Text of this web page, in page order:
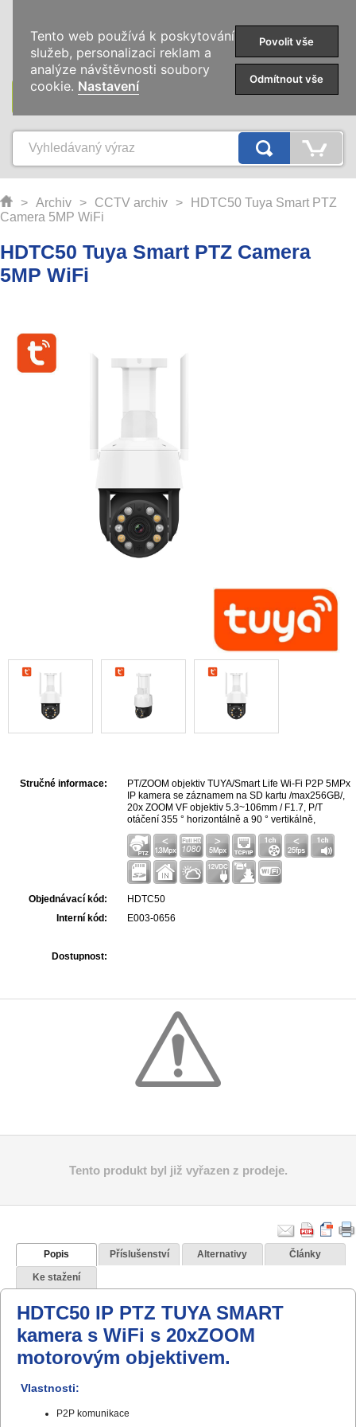
KATEGORIE
> Archiv > CCTV archiv >
HDTC50 Tuya Smart PTZ
Camera 5MP WiFi
HDTC50 Tuya Smart PTZ Camera
5MP WiFi
Stručné informace:
PT/ZOOM objektiv TUYA/Smart Life Wi-Fi P2P 5MPx
IP kamera se záznamem na SD kartu /max256GB/,
20x ZOOM VF objektiv 5.3~106mm / F1.7, P/T
otáčení 355 ° horizontálně a 90 ° vertikálně,
mikrofon a reproduktor s obousměrnou hlasovou
komunikací, SMART IR/LED přísvit s dosahem až
100m, podpora protokolu ONVIF 2.4, jednoduché
nastavení P2P komunikace, podpora PUSH alarmu
na mobilní telefon, mobilní aplikace Android a iOS.
Objednávací kód:
HDTC50
Interní kód:
E003-0656
Dostupnost:
Tento produkt byl již vyřazen z prodeje.
Popis Příslušenství Alternativy Články
Ke stažení
HDTC50 IP PTZ TUYA SMART
kamera s WiFi s 20xZOOM
motorovým objektivem.
Vlastnosti:
P2P komunikace
Tento web používá k poskytování
služeb, personalizaci reklam a
analýze návštěvnosti soubory
cookie. Nastavení
Povolit vše
Odmítnout vše